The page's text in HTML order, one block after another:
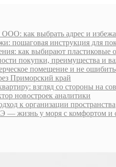
как выбрать адрес и
пошаговая инструкция для
как выбирают пластиковые
покупки, преимущества и
помещение и не
Приморский край
взгляд со стороны на
новостроек аналитики
к организации пространства
жизнь у моря с комфортом и